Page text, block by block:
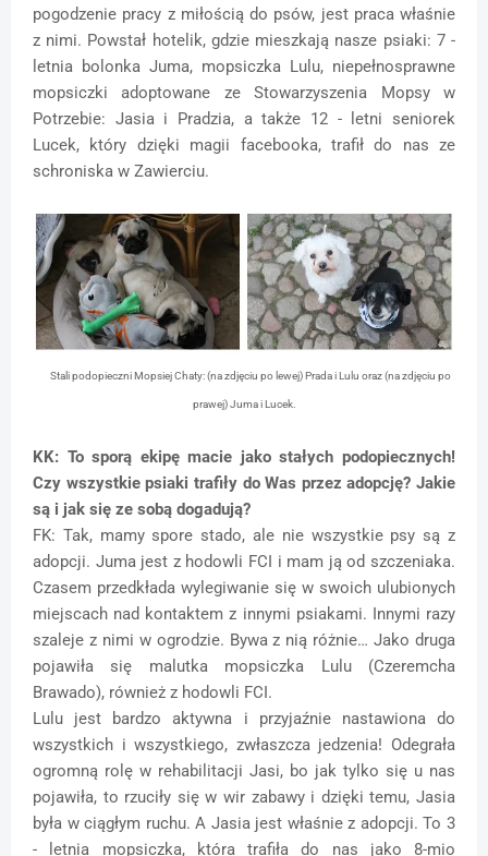
pogodzenie pracy z miłością do psów, jest praca właśnie
z nimi. Powstał hotelik, gdzie mieszkają nasze psiaki: 7 -
letnia bolonka Juma, mopsiczka Lulu, niepełnosprawne
mopsiczki adoptowane ze Stowarzyszenia Mopsy w
Potrzebie: Jasia i Pradzia, a także 12 - letni seniorek
Lucek, który dzięki magii facebooka, trafił do nas ze
schroniska w Zawierciu.
Stali podopieczni Mopsiej Chaty: (na zdjęciu po lewej) Prada i Lulu oraz (na zdjęciu po
prawej) Juma i Lucek.
KK: To sporą ekipę macie jako stałych podopiecznych!
Czy wszystkie psiaki trafiły do Was przez adopcję? Jakie
są i jak się ze sobą dogadują?
FK: Tak, mamy spore stado, ale nie wszystkie psy są z
adopcji. Juma jest z hodowli FCI i mam ją od szczeniaka.
Czasem przedkłada wylegiwanie się w swoich ulubionych
miejscach nad kontaktem z innymi psiakami. Innymi razy
szaleje z nimi w ogrodzie. Bywa z nią różnie… Jako druga
pojawiła się malutka mopsiczka Lulu (Czeremcha
Brawado), również z hodowli FCI.
Lulu jest bardzo aktywna i przyjaźnie nastawiona do
wszystkich i wszystkiego, zwłaszcza jedzenia! Odegrała
ogromną rolę w rehabilitacji Jasi, bo jak tylko się u nas
pojawiła, to rzuciły się w wir zabawy i dzięki temu, Jasia
była w ciągłym ruchu. A Jasia jest właśnie z adopcji. To 3
- letnia mopsiczka, która trafiła do nas jako 8-mio